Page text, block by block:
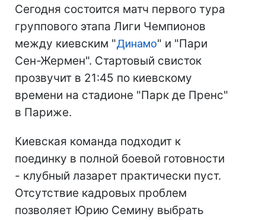
Сегодня состоится матч первого тура
группового этапа Лиги Чемпионов
между киевским "Динамо" и "Пари
Сен-Жермен". Стартовый свисток
прозвучит в 21:45 по киевскому
времени на стадионе "Парк де Пренс"
в Париже.
Киевская команда подходит к
поединку в полной боевой готовности
- клубный лазарет практически пуст.
Отсутствие кадровых проблем
позволяет Юрию Семину выбрать